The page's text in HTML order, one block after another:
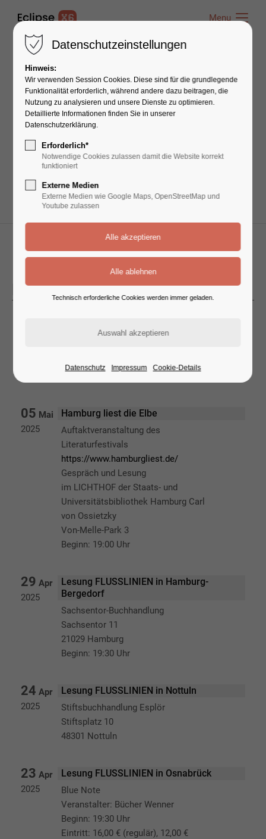
Menu
News
Lorem ipsum dolor sit amet, consectetuer
adipiscing elit. Aenean commodo ligula eget
dolor. Aenean massa.
News 3-columns
Bergedorf
05 Mai
2025
Hamburg liest die Elbe
Auftaktveranstaltung des
Literaturfestivals
https://www.hamburgliest.de/
Gespräch und Lesung
im LICHTHOF der Staats- und
Universitätsbibliothek Hamburg Carl
von Ossietzky
Von-Melle-Park 3
Beginn: 19:00 Uhr
29 Apr
2025
Lesung FLUSSLINIEN in Hamburg-
Bergedorf
Sachsentor-Buchhandlung
Sachsentor 11
21029 Hamburg
Beginn: 19:30 Uhr
24 Apr
2025
Lesung FLUSSLINIEN in Nottuln
Stiftsbuchhandlung Esplör
Stiftsplatz 10
48301 Nottuln
23 Apr
2025
Lesung FLUSSLINIEN in Osnabrück
Blue Note
Veranstalter: Bücher Wenner
Beginn: 19:30 Uhr
Eintritt: 16,00 € (regulär), 12,00 €
Datenschutzeinstellungen
Hinweis:
Wir verwenden Session Cookies. Diese sind für die grundlegende
Funktionalität erforderlich, während andere dazu beitragen, die
Nutzung zu analysieren und unsere Dienste zu optimieren.
Detaillierte Informationen finden Sie in unserer
Datenschutzerklärung.
Erforderlich*
Notwendige Cookies zulassen damit die Website korrekt
funktioniert
Externe Medien
Externe Medien wie Google Maps, OpenStreetMap und
Youtube zulassen
Technisch erforderliche Cookies werden immer geladen.
Datenschutz Impressum Cookie-Details
Menu